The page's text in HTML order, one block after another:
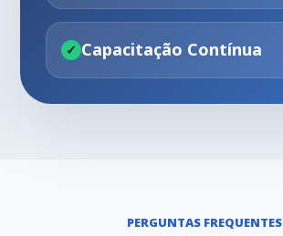
Capacitação Contínua
PERGUNTAS FREQUENTES